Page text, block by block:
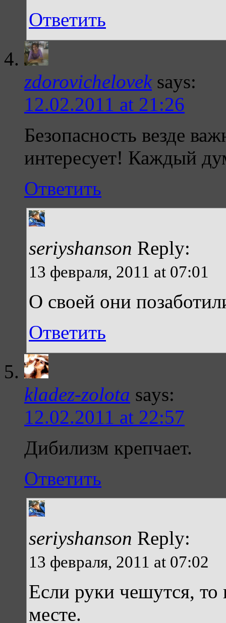
Ответить
zdorovichelovek says:
12.02.2011 at 21:26
Безопасность везде
интересует! Каждый
Ответить
seriyshanson Reply:
13 февраля, 2011 at 07:01
О своей они
Ответить
kladez-zolota says:
12.02.2011 at 22:57
Дибилизм крепчает.
Ответить
seriyshanson Reply:
13 февраля, 2011 at 07:02
Если руки чешутся,
месте.